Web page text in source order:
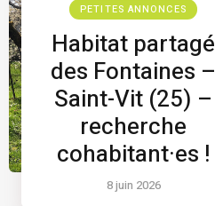
PETITES ANNONCES
Habitat partagé
des Fontaines –
Saint-Vit (25) –
recherche
cohabitant·es !
8 juin 2026